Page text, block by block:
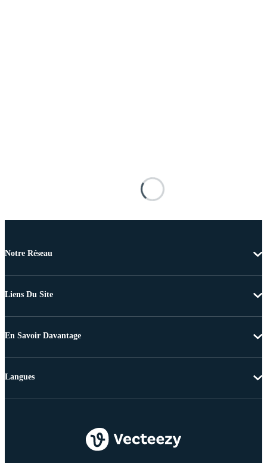
Notre Réseau
Liens Du Site
En Savoir Davantage
Langues